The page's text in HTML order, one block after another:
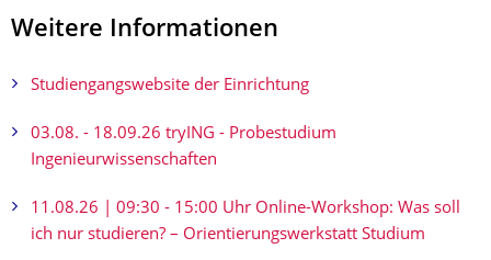
Weitere Informationen
Studiengangswebsite der Einrichtung
03.08. - 18.09.26 tryING - Probestudium
Ingenieurwissenschaften
11.08.26 | 09:30 - 15:00 Uhr Online-Workshop: Was soll
ich nur studieren? – Orientierungs­werkstatt Studium